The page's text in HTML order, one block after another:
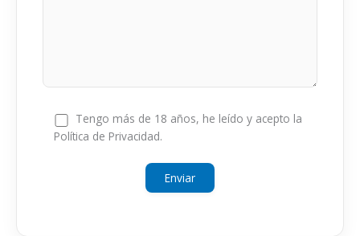
Tengo más de 18 años, he leído y acepto la
Política de Privacidad.